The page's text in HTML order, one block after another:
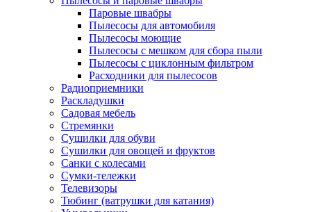
Паровые швабры
Пылесосы для автомобиля
Пылесосы моющие
Пылесосы с мешком для сбора пыли
Пылесосы с циклонным фильтром
Расходники для пылесосов
Радиоприемники
Раскладушки
Садовая мебель
Стремянки
Сушилки для обуви
Сушилки для овощей и фруктов
Санки с колесами
Сумки-тележки
Телевизоры
Тюбинг (ватрушки для катания)